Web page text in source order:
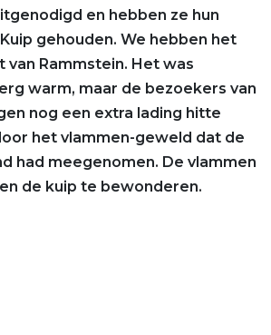
en hebben ze hun
gehouden. We hebben het
Rammstein. Het was
warm, maar de bezoekers van
nog een extra lading hitte
het vlammen-geweld dat de
had meegenomen. De vlammen
de kuip te bewonderen.